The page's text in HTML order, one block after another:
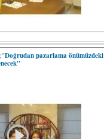
pazarlama önümüzdeki